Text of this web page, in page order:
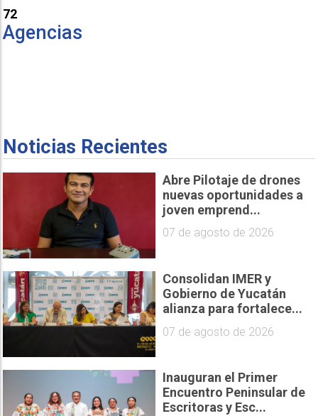
72
Agencias
Noticias Recientes
Abre Pilotaje de drones
nuevas oportunidades a
joven emprend...
07 de agosto de 2026
Consolidan IMER y
Gobierno de Yucatán
alianza para fortalece...
07 de agosto de 2026
Inauguran el Primer
Encuentro Peninsular de
Escritoras y Esc...